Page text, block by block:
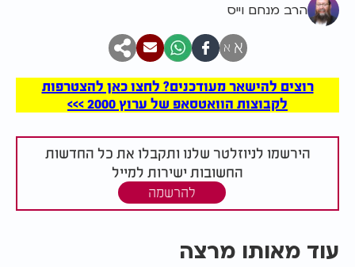
הרב מנחם וייס
א א
רוצים להישאר מעודכנים? לחצו כאן להצטרפות
לקבוצות הוואטסאפ של ערוץ 2000 >>>
הירשמו לניוזלטר שלנו ותקבלו את כל החדשות
החשובות ישירות למייל
להרשמה
עוד מאותו מרצה